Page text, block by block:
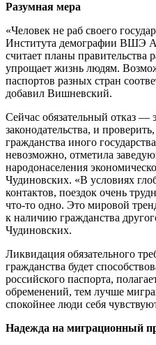
Разумная мера
«Человек не раб своего
Института демографии ВШЭ
считает планы правительства
упрощает жизнь людям.
паспортов разных стран
добавил Вишневский.
Сейчас обязательный отказ —
законодательства, и
гражданства иного
невозможно, отметила
народонаселения
Чудиновских. «В условиях
контактов, поездок очень
что-то одно. Это мировой
к наличию гражданства
Чудиновских.
Ликвидация обязательного
гражданства будет
российского паспорта,
обременений, тем лучше
спокойнее люди себя
Надежда на миграционный